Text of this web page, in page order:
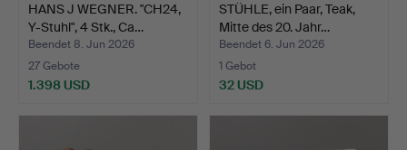
HANS J WEGNER. "CH24,
Y-Stuhl", 4 Stk., Ca…
Beendet 8. Jun 2026
27 Gebote
1.398 USD
STÜHLE, ein Paar, Teak,
Mitte des 20. Jahr…
Beendet 6. Jun 2026
1 Gebot
32 USD